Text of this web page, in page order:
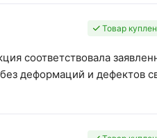
Товар
соответствовала
деформаций и дефектов